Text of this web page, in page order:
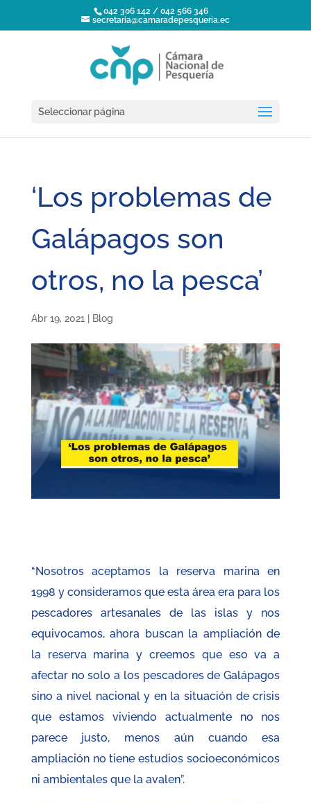
042 306 142 / 042 566 346
secretaria@camaradepesqueria.ec
Seleccionar página
‘Los problemas de
Galápagos son
otros, no la pesca’
Abr 19, 2021 Blog
“Nosotros aceptamos la reserva marina en
1998 y consideramos que esta área era para los
pescadores artesanales de las islas y nos
equivocamos, ahora buscan la ampliación de
la reserva marina y creemos que eso va a
afectar no solo a los pescadores de Galápagos
sino a nivel nacional y en la situación de crisis
que estamos viviendo actualmente no nos
parece justo, menos aún cuando esa
ampliación no tiene estudios socioeconómicos
ni ambientales que la avalen”.